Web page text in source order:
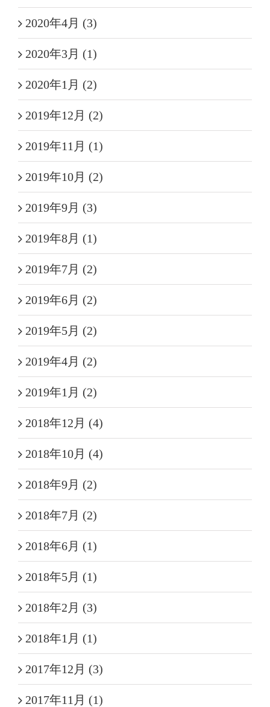
2020年4月 (3)
2020年3月 (1)
2020年1月 (2)
2019年12月 (2)
2019年11月 (1)
2019年10月 (2)
2019年9月 (3)
2019年8月 (1)
2019年7月 (2)
2019年6月 (2)
2019年5月 (2)
2019年4月 (2)
2019年1月 (2)
2018年12月 (4)
2018年10月 (4)
2018年9月 (2)
2018年7月 (2)
2018年6月 (1)
2018年5月 (1)
2018年2月 (3)
2018年1月 (1)
2017年12月 (3)
2017年11月 (1)